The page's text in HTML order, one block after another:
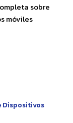
sobre
móviles
Dispositivos